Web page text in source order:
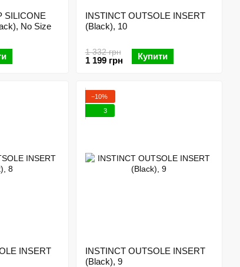
SILICONE
No Size
INSTINCT OUTSOLE INSERT
(Black), 10
1 332 грн
1 199 грн Купити
INSERT
−10%
3
INSTINCT OUTSOLE INSERT
(Black), 9